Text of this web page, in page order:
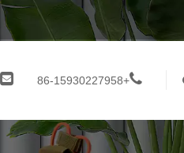
+86-15930227958